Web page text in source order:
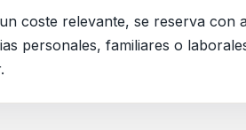
coste relevante, se reserva con
personales, familiares o